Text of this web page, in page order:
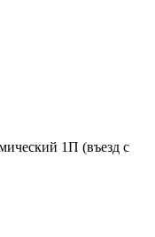
1П (въезд с